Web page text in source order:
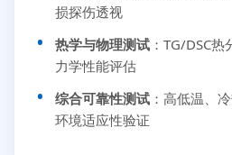
损探伤透视
热学与物理测试 ：TG/DSC
力学性能评估
综合可靠性测试 ：高低温、
环境适应性验证